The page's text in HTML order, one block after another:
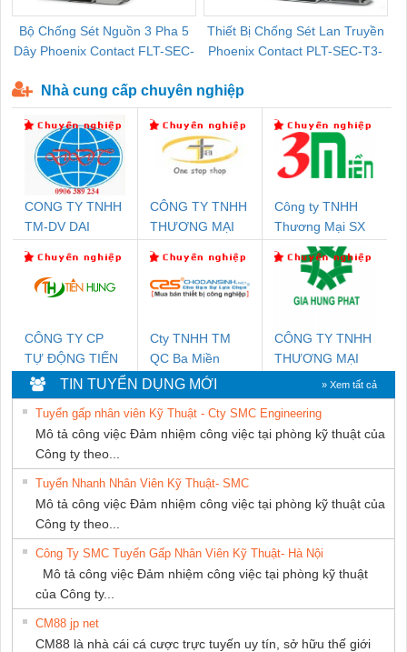
Bộ Chống Sét Nguồn 3 Pha 5
Dây Phoenix Contact FLT-SEC-
Thiết Bị Chống Sét Lan Truyền
Phoenix Contact PLT-SEC-T3-
Nhà cung cấp chuyên nghiệp
CONG TY TNHH
TM-DV DAI
CÔNG TY TNHH
THƯƠNG MẠI
NAM
Công ty TNHH
Thương Mại SX
Ba Miền
CÔNG TY CP
TỰ ĐỘNG TIẾN
HƯNG
Cty TNHH TM
QC Ba Miền
CÔNG TY TNHH
THƯƠNG MẠI
DỊCH VỤ KỸ
THUẬT ĐIỆN CƠ
GIA HƯNG
PHÁT
TIN TUYỂN DỤNG MỚI » Xem tất cả
Tuyển gấp nhân viên Kỹ Thuật - Cty SMC Engineering
Mô tả công việc Đảm nhiệm công việc tại phòng kỹ thuật của
Công ty theo...
Tuyển Nhanh Nhân Viên Kỹ Thuật- SMC
Mô tả công việc Đảm nhiệm công việc tại phòng kỹ thuật của
Công ty theo...
Công Ty SMC Tuyển Gấp Nhân Viên Kỹ Thuật- Hà Nội
Mô tả công việc Đảm nhiệm công việc tại phòng kỹ thuật
của Công ty...
CM88 jp net
CM88 là nhà cái cá cược trực tuyến uy tín, sở hữu thế giới